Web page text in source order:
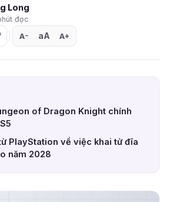
Long
đọc
A− aA A+
of Dragon Knight chính
PlayStation về việc khai tử đĩa
năm 2028